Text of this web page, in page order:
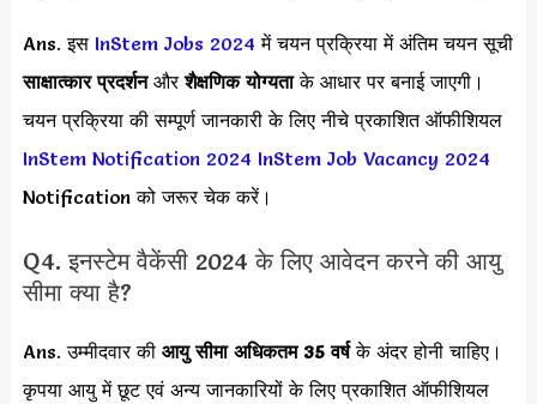
Ans. इस InStem Jobs 2024 में चयन प्रक्रिया में अंतिम चयन सूची
साक्षात्कार प्रदर्शनऔरशैक्षणिक योग्यताके आधार पर बनाई जाएगी।
चयन प्रक्रिया की सम्पूर्ण जानकारी के लिए नीचे प्रकाशित ऑफीशियल
InStem Notification 2024 InStem Job Vacancy 2024
Notification को जरूर चेक करें।
Q4. इनस्टेम वैकेंसी 2024 के लिए आवेदन करने की आयु
सीमा क्या है?
Ans. उम्मीदवार की आयु सीमा अधिकतम 35 वर्षके अंदर होनी चाहिए।
कृपया आयु में छूट एवं अन्य जानकारियों के लिए प्रकाशित ऑफीशियल